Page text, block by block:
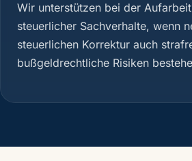
Wir unterstützen bei der
steuerlicher Sachverhalte, wenn
steuerlichen Korrektur auch
bußgeldrechtliche Risiken